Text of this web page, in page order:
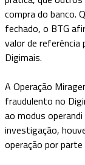
compra do banco.
fechado, o BTG
valor de referência
Digimais.
A Operação
fraudulento no
ao modus
investigação,
operação por parte